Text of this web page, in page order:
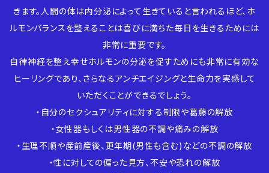
きます。人間の体は内分泌によって生きていると言われるほど、ホ
ルモンバランスを整えることは喜びに満ちた毎日を生きるためには
非常に重要です。
自律神経を整え幸せホルモンの分泌を促すためにも非常に有効な
ヒーリングであり、さらなるアンチエイジングと生命力を実感して
いただくことができるでしょう。
・自分のセクシュアリティに対する制限や葛藤の解放
・女性器もしくは男性器の不調や痛みの解放
・生理不順や産前産後、更年期(男性も含む)などの不調の解放
・性に対しての偏った見方、不安や恐れの解放